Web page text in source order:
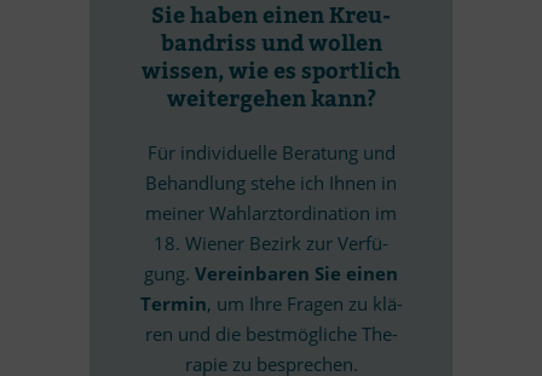
Sie ha­ben ei­nen Kreu­
band­riss und wol­len
wis­sen, wie es sport­lich
wei­ter­ge­hen kann?
Für in­di­vi­du­elle Be­ra­tung und
Be­hand­lung stehe ich Ih­nen in
mei­ner Wahl­arz­tor­di­na­tion im
18. Wie­ner Be­zirk zur Ver­fü­
gung. Ver­ein­ba­ren Sie ei­nen
Ter­min, um Ihre Fra­gen zu klä­
ren und die best­mög­li­che The­
ra­pie zu besprechen.